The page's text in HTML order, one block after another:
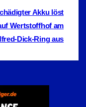
Akku löst
Wertstoffhof am
Dick-Ring aus